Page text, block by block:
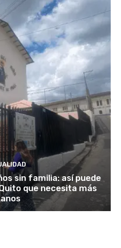
sin familia: así puede
que necesita más